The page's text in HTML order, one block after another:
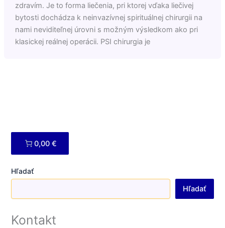
zdravím. Je to forma liečenia, pri ktorej vďaka liečivej
bytosti dochádza k neinvazívnej spirituálnej chirurgii na
nami neviditeľnej úrovni s možným výsledkom ako pri
klasickej reálnej operácii. PSI chirurgia je
0,00 €
Hľadať
Hľadať
Kontakt